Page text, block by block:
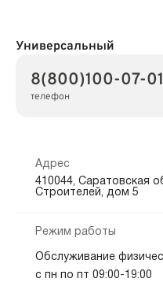
Универсальный
8(800)100-07-01
телефон
Адрес
410044, Саратовская
Строителей, дом 5
Режим работы
Обслуживание
с пн по пт 09:00-19:00